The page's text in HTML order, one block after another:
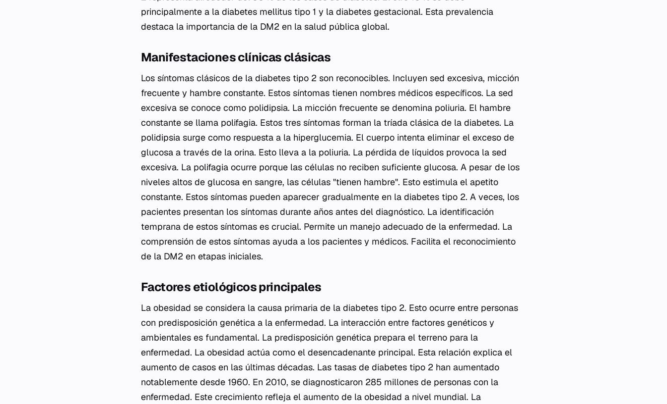
principalmente a la diabetes mellitus tipo 1 y la diabetes gestacional. Esta prevalencia
destaca la importancia de la DM2 en la salud pública global.
Manifestaciones clínicas clásicas
Los síntomas clásicos de la diabetes tipo 2 son reconocibles. Incluyen sed excesiva, micción
frecuente y hambre constante. Estos síntomas tienen nombres médicos específicos. La sed
excesiva se conoce como polidipsia. La micción frecuente se denomina poliuria. El hambre
constante se llama polifagia. Estos tres síntomas forman la tríada clásica de la diabetes. La
polidipsia surge como respuesta a la hiperglucemia. El cuerpo intenta eliminar el exceso de
glucosa a través de la orina. Esto lleva a la poliuria. La pérdida de líquidos provoca la sed
excesiva. La polifagia ocurre porque las células no reciben suficiente glucosa. A pesar de los
niveles altos de glucosa en sangre, las células "tienen hambre". Esto estimula el apetito
constante. Estos síntomas pueden aparecer gradualmente en la diabetes tipo 2. A veces, los
pacientes presentan los síntomas durante años antes del diagnóstico. La identificación
temprana de estos síntomas es crucial. Permite un manejo adecuado de la enfermedad. La
comprensión de estos síntomas ayuda a los pacientes y médicos. Facilita el reconocimiento
de la DM2 en etapas iniciales.
Factores etiológicos principales
La obesidad se considera la causa primaria de la diabetes tipo 2. Esto ocurre entre personas
con predisposición genética a la enfermedad. La interacción entre factores genéticos y
ambientales es fundamental. La predisposición genética prepara el terreno para la
enfermedad. La obesidad actúa como el desencadenante principal. Esta relación explica el
aumento de casos en las últimas décadas. Las tasas de diabetes tipo 2 han aumentado
notablemente desde 1960. En 2010, se diagnosticaron 285 millones de personas con la
enfermedad. Este crecimiento refleja el aumento de la obesidad a nivel mundial. La